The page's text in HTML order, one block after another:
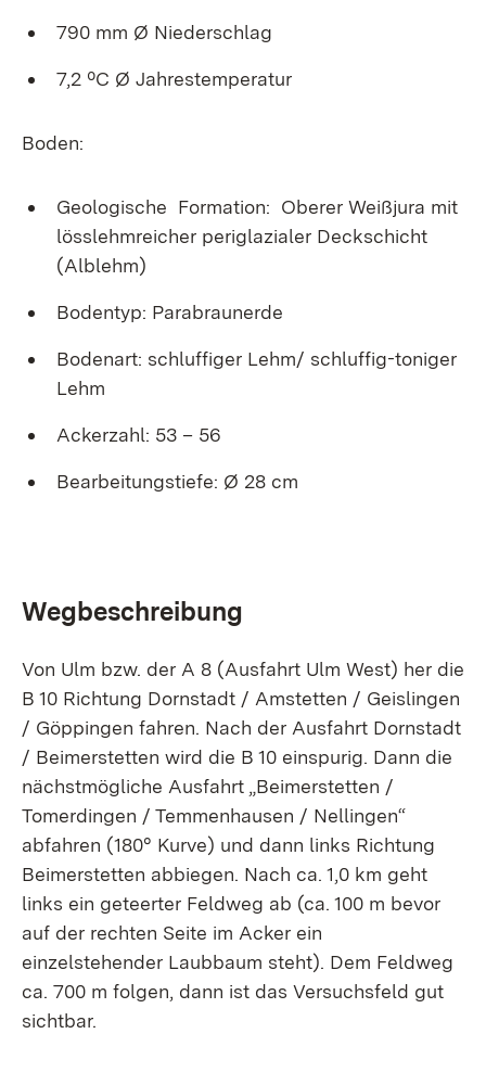
790 mm Ø Niederschlag
7,2 ºC Ø Jahrestemperatur
Boden:
Geologische Formation: Oberer Weißjura mit
lösslehmreicher periglazialer Deckschicht
(Alblehm)
Bodentyp: Parabraunerde
Bodenart: schluffiger Lehm/ schluffig-toniger
Lehm
Ackerzahl: 53 – 56
Bearbeitungstiefe: Ø 28 cm
Wegbeschreibung
Von Ulm bzw. der A 8 (Ausfahrt Ulm West) her die
B 10 Richtung Dornstadt / Amstetten / Geislingen
/ Göppingen fahren. Nach der Ausfahrt Dornstadt
/ Beimerstetten wird die B 10 einspurig. Dann die
nächstmögliche Ausfahrt „Beimerstetten /
Tomerdingen / Temmenhausen / Nellingen“
abfahren (180° Kurve) und dann links Richtung
Beimerstetten abbiegen. Nach ca. 1,0 km geht
links ein geteerter Feldweg ab (ca. 100 m bevor
auf der rechten Seite im Acker ein
einzelstehender Laubbaum steht). Dem Feldweg
ca. 700 m folgen, dann ist das Versuchsfeld gut
sichtbar.